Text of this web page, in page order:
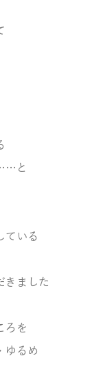
と
ている
きました
ろを
ゆるめ